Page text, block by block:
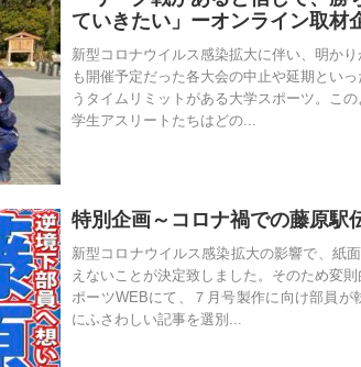
ていきたい」ーオンライン取材
新型コロナウイルス感染拡大に伴い、明か
も開催予定だった各大会の中止や延期とい
うタイムリミットがある大学スポーツ。こ
学生アスリートたちはどの...
特別企画～コロナ禍での藤原駅
新型コロナウイルス感染拡大の影響で、紙
えないことが決定致しました。そのため変
ポーツWEBにて、７月号製作に向け部員が
にふさわしい記事を選別...